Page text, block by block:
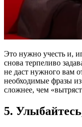
Это нужно учесть и,
снова терпеливо
не даст нужного вам
необходимые фразы
сложнее, чем
5.